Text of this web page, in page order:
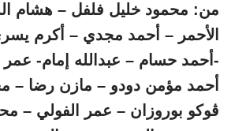
من: محمود خليل فلفل – هشام
الأحمر – أحمد مجدي – أكرم
-أحمد حسام – عبدالله إمام- عمر
أحمد مؤمن دودو – مازن رضا –
ڤوكو بوروزان – عمر الفولي –